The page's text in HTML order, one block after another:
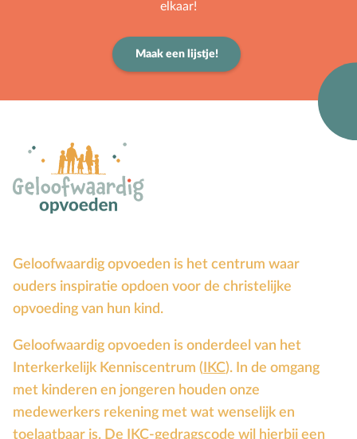
elkaar!
Maak een lijstje!
Geloofwaardig opvoeden is het centrum waar
ouders inspiratie opdoen voor de christelijke
opvoeding van hun kind.
Geloofwaardig opvoeden is onderdeel van het
Interkerkelijk Kenniscentrum ( IKC). In de omgang
met kinderen en jongeren houden onze
medewerkers rekening met wat wenselijk en
toelaatbaar is. De
IKC-gedragscode wil hierbij een